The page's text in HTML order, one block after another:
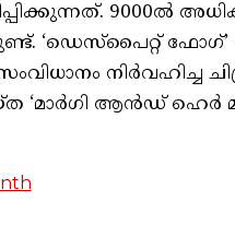
9000ല്‍
‘ഡെസ്‌പൈറ്റ്
നിര്‍വഹിച്ച
‘മാര്‍ഗി ആന്‍ഡ് ഹെര്‍